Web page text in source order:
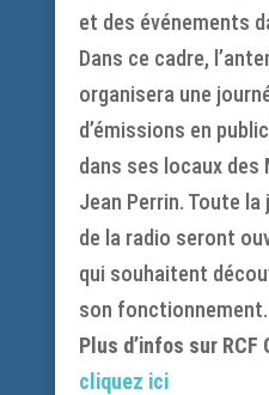
et des événements
Dans ce cadre,
organisera une
d’émissions en
dans ses locaux des
Jean Perrin. Toute
de la radio seront
qui souhaitent
son fonctionnement.
Plus d’infos sur
cliquez ici